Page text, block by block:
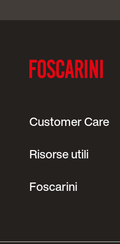
Customer Care
Risorse utili
Foscarini